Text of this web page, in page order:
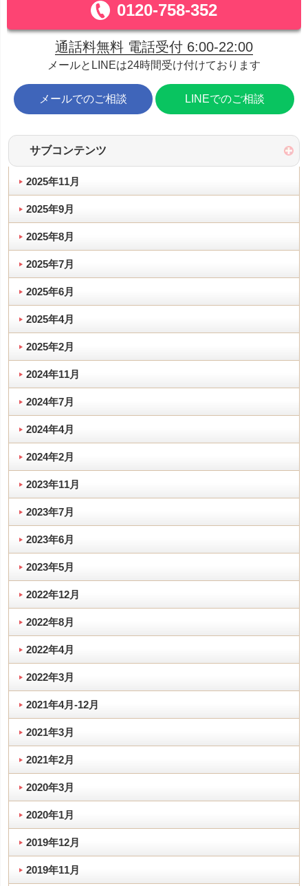
0120-758-352
通話料無料 電話受付 6:00-22:00
メールとLINEは24時間受け付けております
メールでのご相談 LINEでのご相談
サブコンテンツ
2025年11月
2025年9月
2025年8月
2025年7月
2025年6月
2025年4月
2025年2月
2024年11月
2024年7月
2024年4月
2024年2月
2023年11月
2023年7月
2023年6月
2023年5月
2022年12月
2022年8月
2022年4月
2022年3月
2021年4月-12月
2021年3月
2021年2月
2020年3月
2020年1月
2019年12月
2019年11月